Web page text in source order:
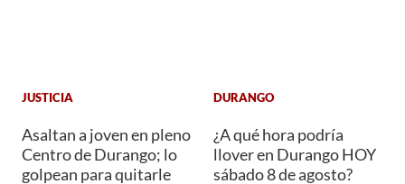
JUSTICIA
Asaltan a joven en pleno
Centro de Durango; lo
golpean para quitarle
DURANGO
¿A qué hora podría
llover en Durango HOY
sábado 8 de agosto?